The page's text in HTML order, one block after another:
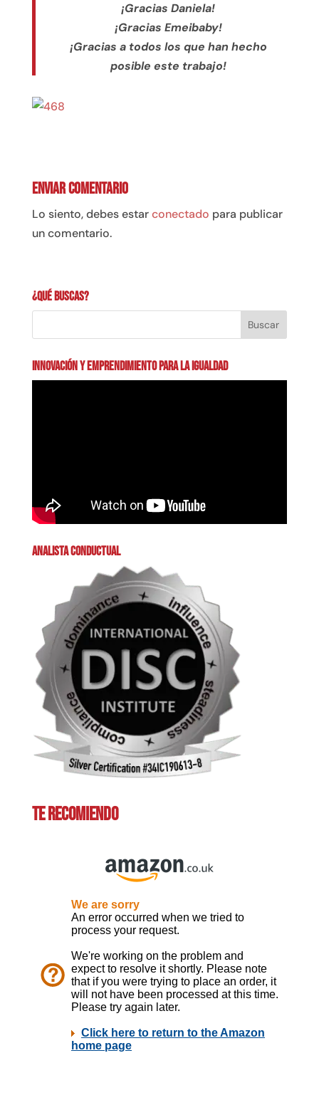
¡Gracias Daniela!
¡Gracias Emeibaby!
¡Gracias a todos los que han hecho
posible este trabajo!
Enviar comentario
Lo siento, debes estarconectado para publicar
un comentario.
¿Qué buscas?
INNOVACIÓN Y EMPRENDIMIENTO PARA LA IGUALDAD
ANALISTA CONDUCTUAL
TE RECOMIENDO